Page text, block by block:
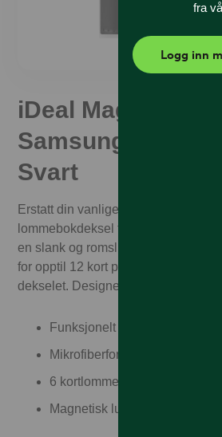
iDeal Magnet
Samsung Galaxy
Svart
Erstatt din vanlige lommebok med
lommebokdeksel fra iDeal of
en slank og romslig
for opptil 12 kort på både innsiden
dekselet. Designet for å gi god
Funksjonelt og beskyttende
Mikrofiberforing som forhindrer
6 kortlommer på baksiden
Magnetisk lukkefunksjon
fra
Logg inn